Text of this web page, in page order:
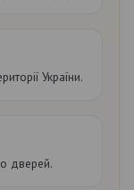
України.
дверей.